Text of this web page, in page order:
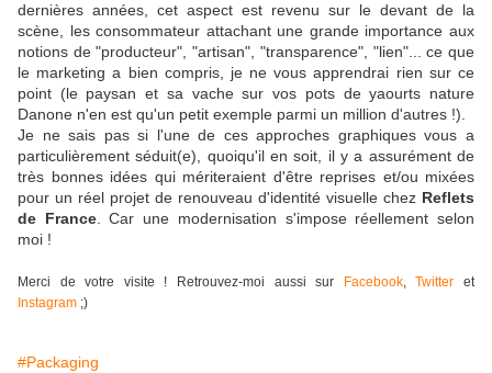
dernières années, cet aspect est revenu sur le devant de la
scène, les consommateur attachant une grande importance aux
notions de "producteur", "artisan", "transparence", "lien"... ce que
le marketing a bien compris, je ne vous apprendrai rien sur ce
point (le paysan et sa vache sur vos pots de yaourts nature
Danone n'en est qu'un petit exemple parmi un million d'autres !).
Je ne sais pas si l'une de ces approches graphiques vous a
particulièrement séduit(e), quoiqu'il en soit, il y a assurément de
très bonnes idées qui mériteraient d'être reprises et/ou mixées
pour un réel projet de renouveau d'identité visuelle chez Reflets
de France. Car une modernisation s'impose réellement selon
moi !
Merci de votre visite ! Retrouvez-moi aussi sur Facebook,Twitter et
Instagram ;)
#Packaging